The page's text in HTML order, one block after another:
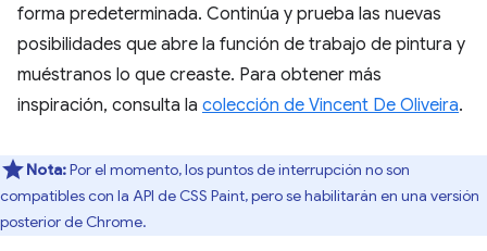
forma predeterminada. Continúa y prueba las nuevas
posibilidades que abre la función de trabajo de pintura y
muéstranos lo que creaste. Para obtener más
inspiración, consulta la colección de Vincent De Oliveira.
Nota:Por el momento, los puntos de interrupción no son
compatibles con la API de CSS Paint, pero se habilitarán en una versión
posterior de Chrome.